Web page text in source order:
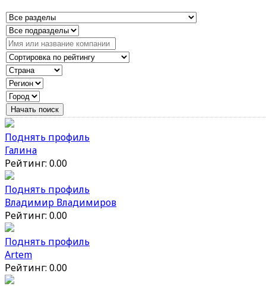
Поднять профиль
Галина
Рейтинг: 0.00
Поднять профиль
Владимир Владимиров
Рейтинг: 0.00
Поднять профиль
Artem
Рейтинг: 0.00